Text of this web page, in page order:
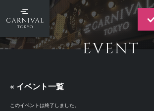
EVENT
« イベント一覧
このイベントは終了しました。